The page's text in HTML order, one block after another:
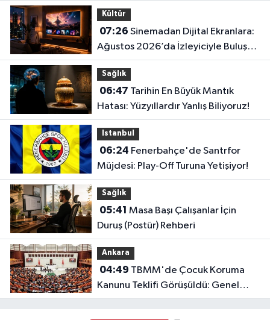
Kültür
07:26
Ağustos 2026’da İzleyiciyle Buluşan
En İddialı Yapımlar
Sağlık
06:47
Hatası: Yüzyıllardır Yanlış Biliyoruz!
Istanbul
06:24
Müjdesi: Play-Off Turuna Yetişiyor!
Sağlık
05:41
Duruş (Postür) Rehberi
Ankara
04:49
Kanunu Teklifi Görüşüldü: Genel
Kurul Tamamlandı!